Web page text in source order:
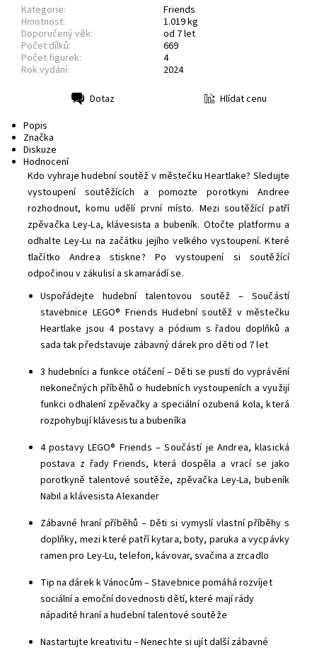
Kategorie:
Friends
Hmotnost:
1.019 kg
Doporučený věk:
od 7 let
Počet dílků:
669
Počet figurek:
4
Rok vydání:
2024
Dotaz
Hlídat cenu
Popis
Značka
Diskuze
Hodnocení
Kdo vyhraje hudební soutěž v městečku Heartlake? Sledujte
vystoupení soutěžících a pomozte porotkyni Andree
rozhodnout, komu udělí první místo. Mezi soutěžící patří
zpěvačka Ley-La, klávesista a bubeník. Otočte platformu a
odhalte Ley-Lu na začátku jejího velkého vystoupení. Které
tlačítko Andrea stiskne? Po vystoupení si soutěžící
odpočinou v zákulisí a skamarádí se.
Uspořádejte hudební talentovou soutěž – Součástí
stavebnice LEGO® Friends Hudební soutěž v městečku
Heartlake jsou 4 postavy a pódium s řadou doplňků a
sada tak představuje zábavný dárek pro děti od 7 let
3 hudebníci a funkce otáčení – Děti se pustí do vyprávění
nekonečných příběhů o hudebních vystoupeních a využijí
funkci odhalení zpěvačky a speciální ozubená kola, která
rozpohybují klávesistu a bubeníka
4 postavy LEGO® Friends – Součástí je Andrea, klasická
postava z řady Friends, která dospěla a vrací se jako
porotkyně talentové soutěže, zpěvačka Ley-La, bubeník
Nabil a klávesista Alexander
Zábavné hraní příběhů – Děti si vymyslí vlastní příběhy s
doplňky, mezi které patří kytara, boty, paruka a vycpávky
ramen pro Ley-Lu, telefon, kávovar, svačina a zrcadlo
Tip na dárek k Vánocům – Stavebnice pomáhá rozvíjet
sociální a emoční dovednosti dětí, které mají rády
nápadité hraní a hudební talentové soutěže
Nastartujte kreativitu – Nenechte si ujít další zábavné